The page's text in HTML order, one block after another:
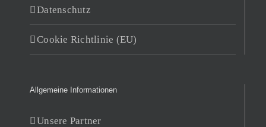
Datenschutz
Cookie Richtlinie (EU)
Allgemeine Informationen
Unsere Partner